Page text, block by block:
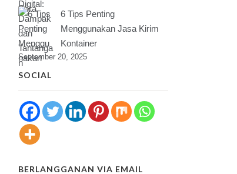
6 Tips Penting
Menggunakan Jasa Kirim
Kontainer
September 20, 2025
SOCIAL
BERLANGGANAN VIA EMAIL